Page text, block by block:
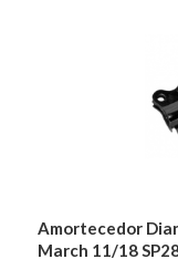
Amortecedor
March 11/18